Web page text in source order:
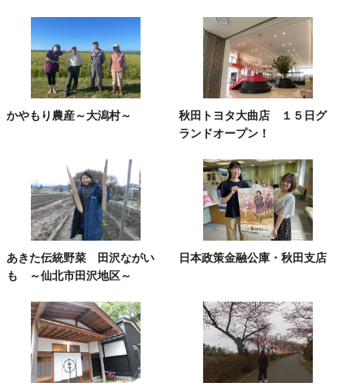
かやもり農産～大潟村～
秋田トヨタ大曲店 １５日グ
ランドオープン！
あきた伝統野菜 田沢ながい
も ～仙北市田沢地区～
日本政策金融公庫・秋田支店